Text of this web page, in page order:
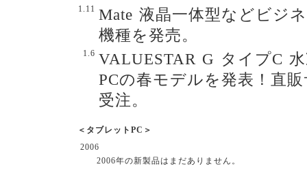
1.11 Mate 液晶一体型などビジ
機種を発売。
1.6 VALUESTAR G タイプC
PCの春モデルを発表！直
受注。
＜タブレットPC＞
2006
2006年の新製品はまだありません。